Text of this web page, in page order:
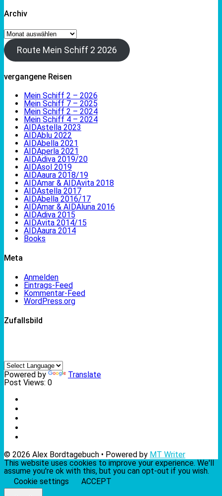
Archiv
Archiv
Route Mein Schiff 2 2026
vergangene Reisen
Mein Schiff 2 – 2026
Mein Schiff 7 – 2025
Mein Schiff 2 – 2024
Mein Schiff 4 – 2024
AIDAstella 2023
AIDAblu 2022
AIDAbella 2021
AIDAperla 2021
AIDAdiva 2019/20
AIDAsol 2019
AIDAaura 2018/19
AIDAmar & AIDAvita 2018
AIDAstella 2017
AIDAbella 2016/17
AIDAmar & AIDAluna 2016
AIDAdiva 2015
AIDAvita 2014/15
AIDAaura 2014
Books
Meta
Anmelden
Eintrags-Feed
Kommentar-Feed
WordPress.org
Zufallsbild
Powered by
Translate
Post Views: 0
© 2026 Alex Bordtagebuch • Powered by MT Writer
This website uses cookies to improve your experience. We'll
assume you're ok with this, but you can opt-out if you wish.
Cookie settings
ACCEPT